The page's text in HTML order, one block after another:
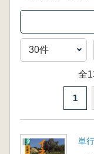
全
1
単